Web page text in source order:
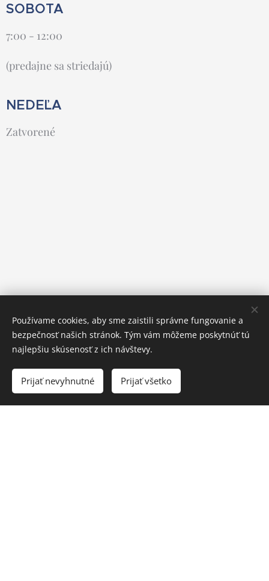
SOBOTA
7:00 - 12:00
(predajne sa striedajú)
NEDEĽA
Zatvorené
Používame cookies, aby sme zaistili správne fungovanie a
bezpečnosť našich stránok. Tým vám môžeme poskytnúť tú
najlepšiu skúsenosť z ich návštevy.
Prijať nevyhnutné Prijať všetko